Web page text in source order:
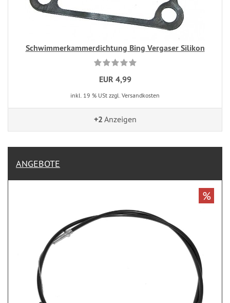
Schwimmerkammerdichtung Bing Vergaser Silikon
EUR 4,99
inkl. 19 % USt zzgl. Versandkosten
+2 Anzeigen
ANGEBOTE
%